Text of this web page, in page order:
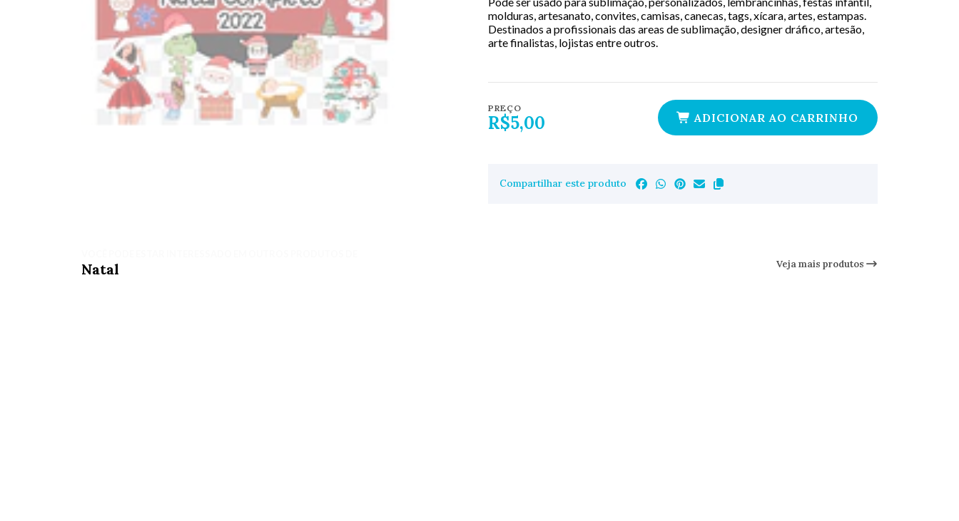
molduras, artesanato, convites, camisas, canecas, tags, xícara, artes, estampas.
Destinados a profissionais das areas de sublimação, designer dráfico, artesão,
arte finalistas, lojistas entre outros.
PREÇO
R$5,00 ADICIONAR AO CARRINHO
Compartilhar este produto
Natal Veja mais produtos